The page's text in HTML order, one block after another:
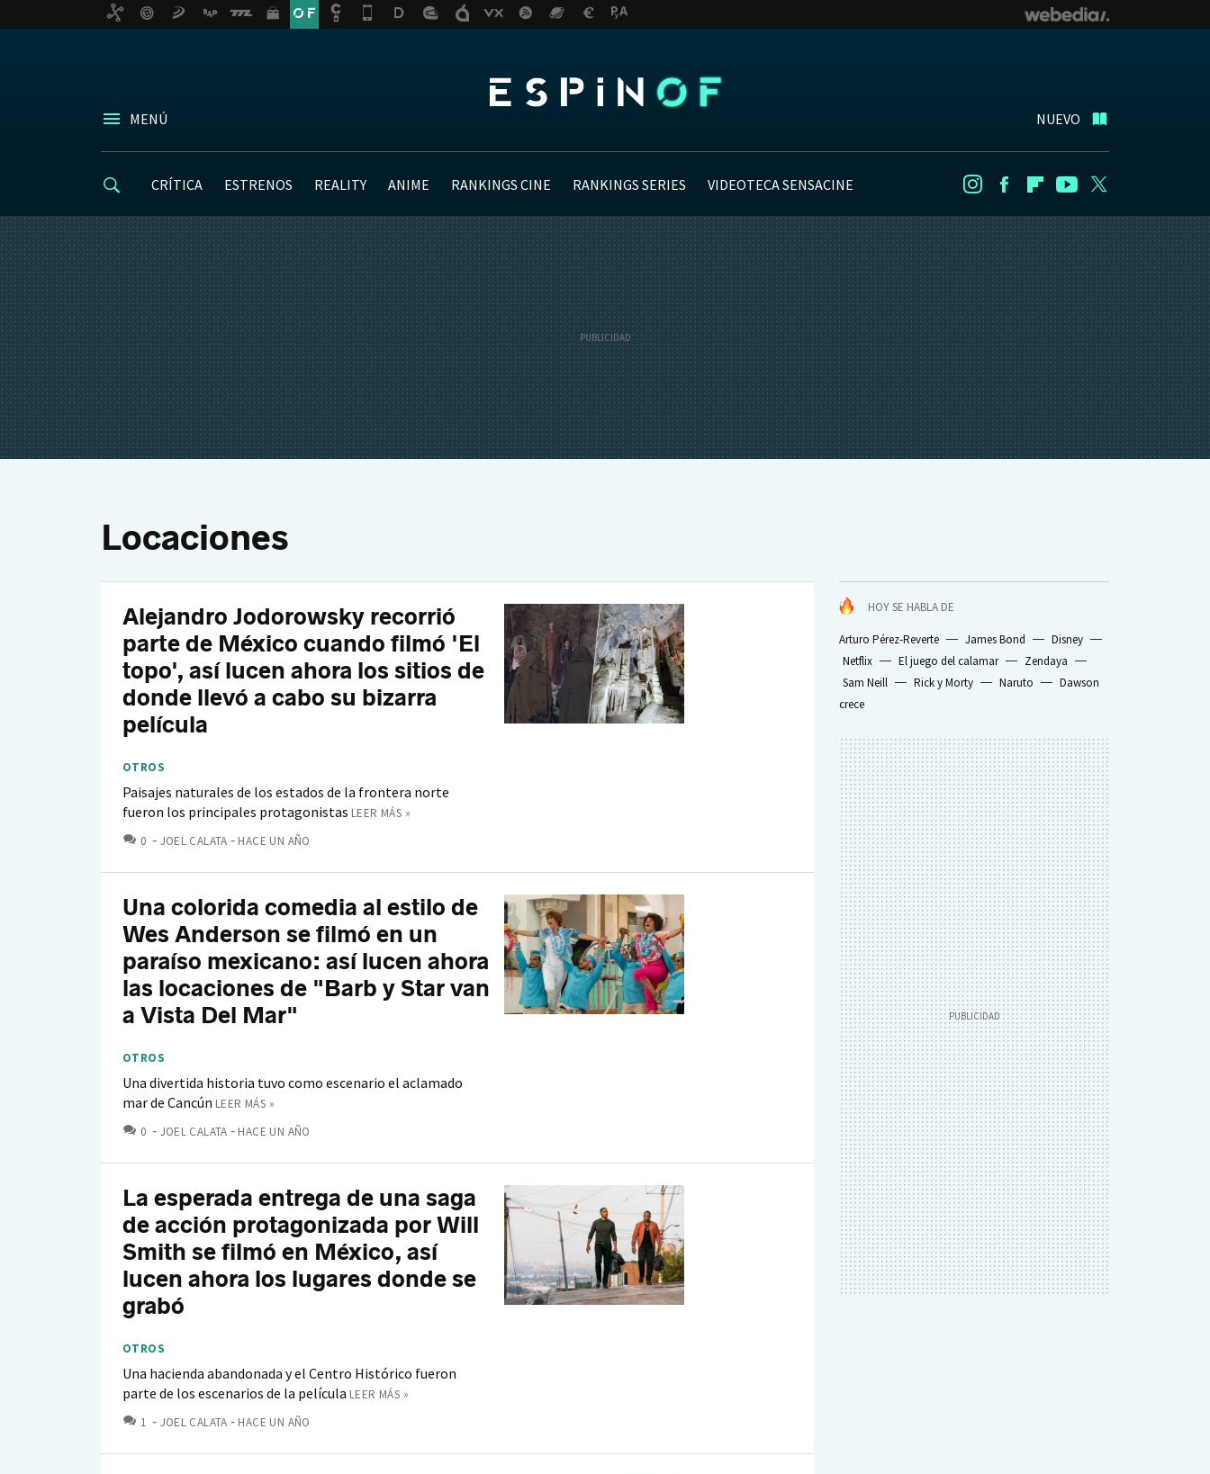
MENÚ NUEVO
CRÍTICA ESTRENOS REALITY ANIME RANKINGS CINE RANKINGS SERIES VIDEOTECA SENSACINE InstagramFacebookFlipboard
Youtube
Locaciones
HOY SE HABLA DE
Arturo Pérez-Reverte James Bond
Disney
Netflix
El juego del calamar
Zendaya
Sam Neill
Rick y Morty Naruto
Dawson
crece
Alejandro Jodorowsky recorrió
parte de México cuando filmó 'El
topo', así lucen ahora los sitios de
donde llevó a cabo su bizarra
película
OTROS
Paisajes naturales de los estados de la frontera norte
fueron los principales protagonistas LEER MÁS »
0 COMENTARIOS
JOEL CALATA HACE UN AÑO
Una colorida comedia al estilo de
Wes Anderson se filmó en un
paraíso mexicano: así lucen ahora
las locaciones de "Barb y Star van
a Vista Del Mar"
OTROS
Una divertida historia tuvo como escenario el aclamado
mar de Cancún LEER MÁS »
0 COMENTARIOS
JOEL CALATA HACE UN AÑO
La esperada entrega de una saga
de acción protagonizada por Will
Smith se filmó en México, así
lucen ahora los lugares donde se
grabó
OTROS
Una hacienda abandonada y el Centro Histórico fueron
parte de los escenarios de la película LEER MÁS »
1 COMENTARIOS
JOEL CALATA HACE UN AÑO